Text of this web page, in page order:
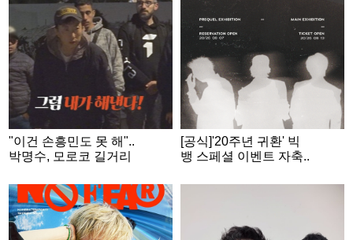
"이건 손흥민도 못 해"..
박명수, 모로코 길거리
가이드3]
[공식]'20주년 귀환' 빅
뱅 스페셜 이벤트 자축..